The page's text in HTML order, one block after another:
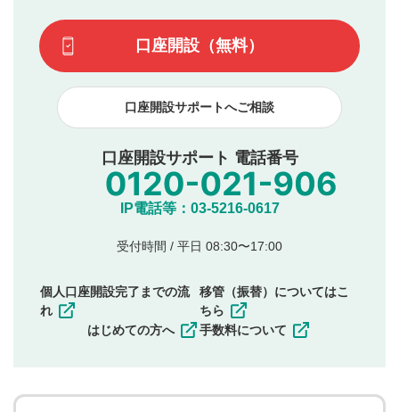
です）
てはお答えできません。各動画コンテンツへの掲載をもっ
て結果のご連絡といたします。ご了承ください。
下記の項目に該当すると判断された投稿内容は、掲載を
見合わせる場合がございます。
本動画コンテンツとは無関係の内容の投稿
他者への誹謗中傷や差別的表現投稿
公序良俗に反する内容の投稿
氏名、住所、電話番号など個人を特定できる情報の
他のサイトへの誘導や営利目的、広告・宣伝を目
他者の権利（商標、著作権、その他の知的財産
その他当社が不適切と判断した投稿
一度投稿した評価およびコメントの変更・削除はできま
口座開設（無料）
口座開設サポートへご相談
口座開設サポート 電話番号
IP電話等：03-5216-0617
受付時間 / 平日 08:30〜17:00
個人口座開設完了までの流
れ
はじめての方へ
移管（振替）についてはこ
ちら
手数料について